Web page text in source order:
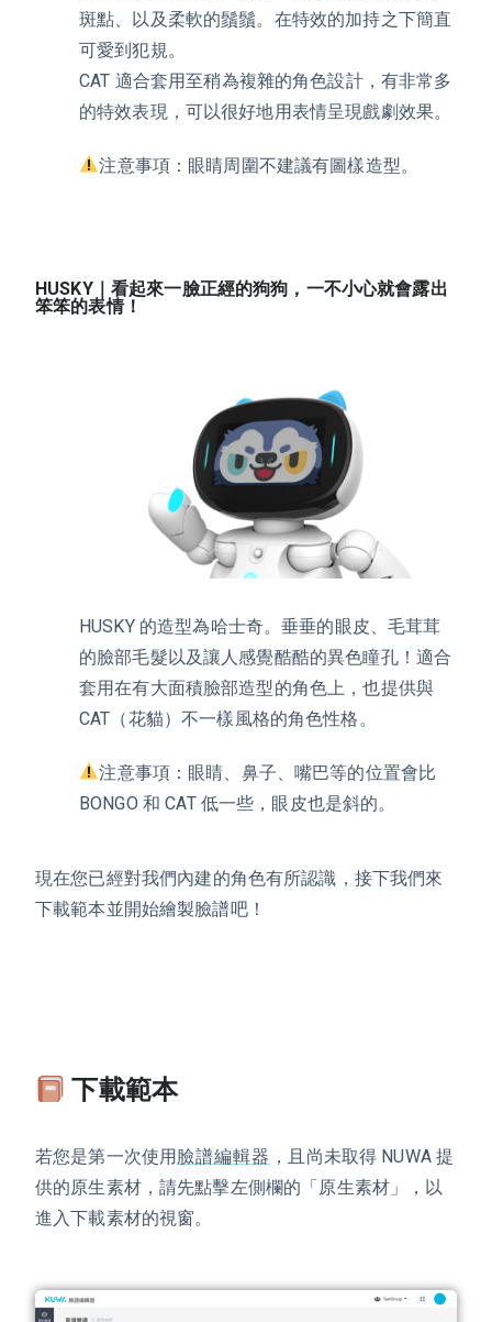
斑點、以及柔軟的鬚鬚。在特效的加持之下簡直
可愛到犯規。
CAT 適合套用至稍為複雜的角色設計，有非常多
的特效表現，可以很好地用表情呈現戲劇效果。
️注意事項：眼睛周圍不建議有圖樣造型。
HUSKY｜看起來一臉正經的狗狗，一不小心就會露出
笨笨的表情！
HUSKY 的造型為哈士奇。垂垂的眼皮、毛茸茸
的臉部毛髮以及讓人感覺酷酷的異色瞳孔！適合
套用在有大面積臉部造型的角色上，也提供與
CAT（花貓）不一樣風格的角色性格。
️注意事項：眼睛、鼻子、嘴巴等的位置會比
BONGO 和 CAT 低一些，眼皮也是斜的。
現在您已經對我們內建的角色有所認識，接下我們來
下載範本並開始繪製臉譜吧！
下載範本
若您是第一次使用 臉譜編輯器 ，且尚未取得 NUWA 提
供的原生素材，請先點擊左側欄的「原生素材」，以
進入下載素材的視窗。